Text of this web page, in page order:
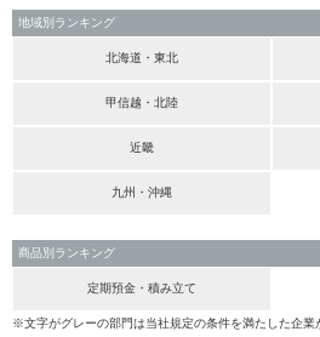
地域別ランキング
北海道・東北
甲信越・北陸
近畿
九州・沖縄
商品別ランキング
定期預金・積み立て
※文字がグレーの部門は当社規定の条件を満たした企業